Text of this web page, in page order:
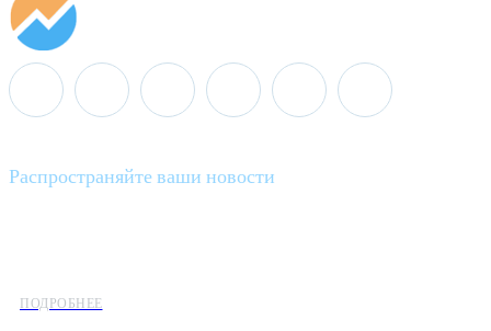
Распространяйте ваши новости
ПОДРОБНЕЕ